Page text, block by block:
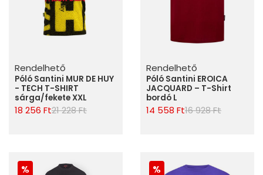
Rendelhető
Póló Santini MUR DE HUY
- TECH T-SHIRT
sárga/fekete XXL
18 256 Ft21 228 Ft
Rendelhető
Póló Santini EROICA
JACQUARD – T-Shirt
bordó L
14 558 Ft16 928 Ft